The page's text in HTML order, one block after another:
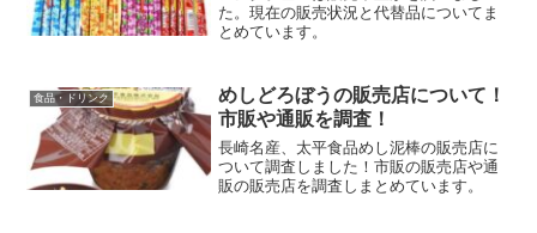
た。現在の販売状況と代替品についてま
とめています。
食品・ドリンク
めしどろぼうの販売店について！
市販や通販を調査！
長崎名産、太平食品めし泥棒の販売店に
ついて調査しました！市販の販売店や通
販の販売店を調査しまとめています。